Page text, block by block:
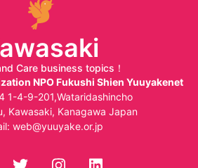
Care business topics！
NPO Fukushi Shien Yuuyakenet
1-4-9-201,Wataridashincho
Kawasaki, Kanagawa Japan
web@yuuyake.or.jp